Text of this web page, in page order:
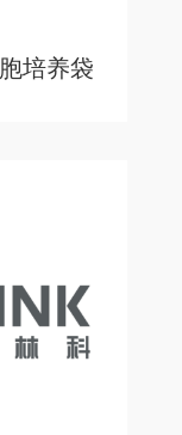
培养袋